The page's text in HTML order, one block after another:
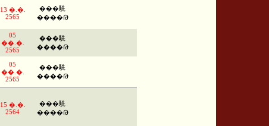
13 �.�.
2565
���駪
����Թ
05
��.�.
2565
���駪
����Թ
05
��.�.
2565
���駪
����Թ
15 �.�.
2564
���駪
����Թ